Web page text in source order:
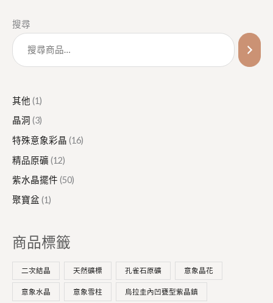
搜尋
其他 1
晶洞 3
特殊意象彩晶 16
精品原礦 12
紫水晶擺件 50
聚寶盆 1
商品標籤
二次結晶 天然礦標 孔雀石原礦 意象晶花
意象水晶 意象雪柱 烏拉圭內凹甕型紫晶鎮